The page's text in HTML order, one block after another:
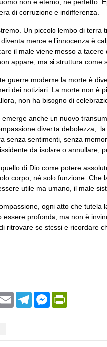
non è eterno, né perfetto.
di corruzione e indifferenza.
Un piccolo lembo di
merce e l’innocenza è
il male viene messo a
appare, ma si struttura come
guerre moderne la morte è
dei notiziari. La morte non è
non ha bisogno di
anche un nuovo
diventa debolezza,
senza sentimenti, senza
da isolare o annullare,
di Dio come potere
corpo, né solo funzione.
utile ma umano, il male
ogni atto che tutela
essere profonda, ma non è
ritrovare se stessi e ricordare
Email TelegramMessenger